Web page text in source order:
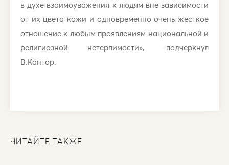
в духе взаимоуважения к людям вне зависимости
от их цвета кожи и одновременно очень жесткое
отношение к любым проявлениям национальной и
религиозной нетерпимости», -подчеркнул
В.Кантор.
ЧИТАЙТЕ ТАКЖЕ